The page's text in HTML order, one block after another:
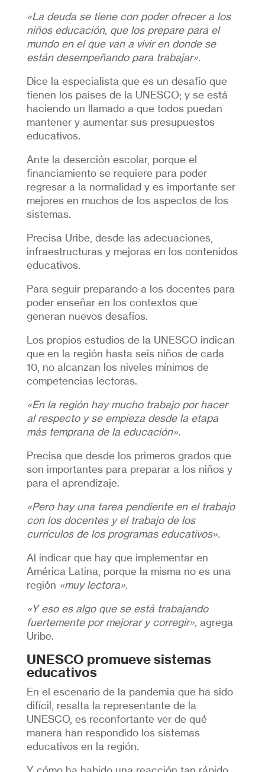
«La deuda se tiene con poder ofrecer a los
niños educación, que los prepare para el
mundo en el que van a vivir en donde se
están desempeñando para trabajar».
Dice la especialista que es un desafío que
tienen los países de la UNESCO; y se está
haciendo un llamado a que todos puedan
mantener y aumentar sus presupuestos
educativos.
Ante la deserción escolar, porque el
financiamiento se requiere para poder
regresar a la normalidad y es importante ser
mejores en muchos de los aspectos de los
sistemas.
Precisa Uribe, desde las adecuaciones,
infraestructuras y mejoras en los contenidos
educativos.
Para seguir preparando a los docentes para
poder enseñar en los contextos que
generan nuevos desafíos.
Los propios estudios de la UNESCO indican
que en la región hasta seis niños de cada
10, no alcanzan los niveles mínimos de
competencias lectoras.
«En la región hay mucho trabajo por hacer
al respecto y se empieza desde la etapa
más temprana de la educación».
Precisa que desde los primeros grados que
son importantes para preparar a los niños y
para el aprendizaje.
«Pero hay una tarea pendiente en el trabajo
con los docentes y el trabajo de los
currículos de los programas educativos».
Al indicar que hay que implementar en
América Latina, porque la misma no es una
región «muy lectora».
«Y eso es algo que se está trabajando
fuertemente por mejorar y corregir», agrega
Uribe.
UNESCO promueve sistemas
educativos
En el escenario de la pandemia que ha sido
difícil, resalta la representante de la
UNESCO, es reconfortante ver de qué
manera han respondido los sistemas
educativos en la región.